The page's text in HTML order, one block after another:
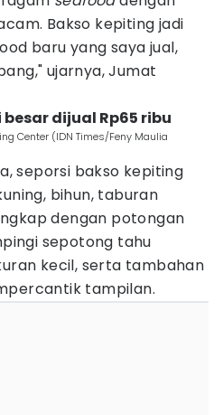
Bakso kepiting jadi
baru yang saya jual,
ujarnya, Jumat
dijual Rp65 ribu
Center (IDN Times/Feny Maulia
seporsi bakso kepiting
bihun, taburan
dengan potongan
sepotong tahu
kecil, serta tambahan
tampilan.